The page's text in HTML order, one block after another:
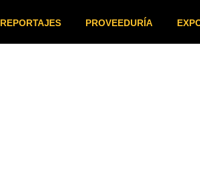
REPORTAJES PROVEEDURÍA